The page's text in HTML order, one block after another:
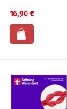
16,90 €